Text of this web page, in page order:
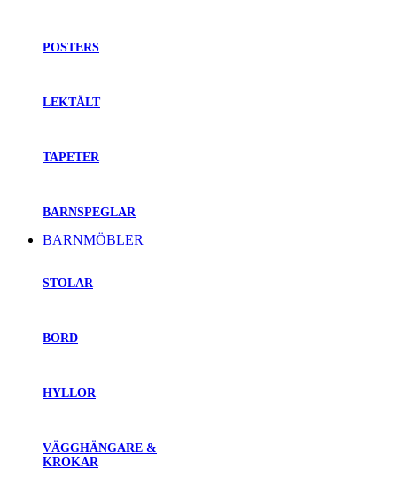
POSTERS
LEKTÄLT
TAPETER
BARNSPEGLAR
BARNMÖBLER
STOLAR
BORD
HYLLOR
VÄGGHÄNGARE &
KROKAR